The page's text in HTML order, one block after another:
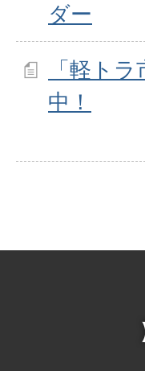
ダー
「軽ト
中！